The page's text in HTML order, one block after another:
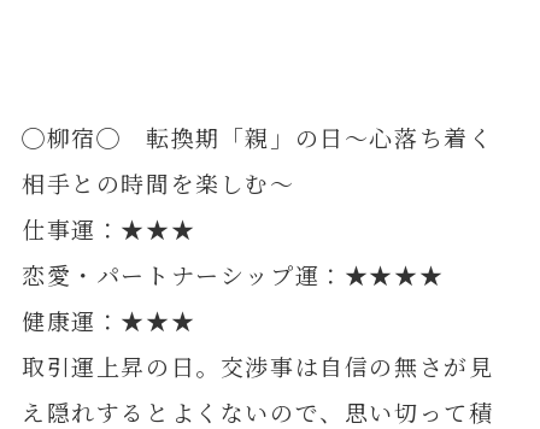
◯柳宿◯ 転換期「親」の日～心落ち着く
相手との時間を楽しむ～
仕事運：★★★
恋愛・パートナーシップ運：★★★★
健康運：★★★
取引運上昇の日。交渉事は自信の無さが見
え隠れするとよくないので、思い切って積